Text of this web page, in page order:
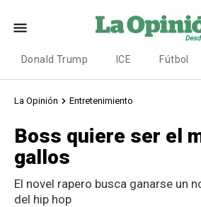
Donald Trump ICE Fútbol
La Opinión Entretenimiento
Boss quiere ser el
gallos
El novel rapero busca ganarse un
del hip hop